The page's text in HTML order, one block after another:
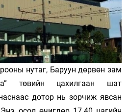
нутаг, Баруун дөрвөн зам
төвийн цахилгаан шат
дотор нь зорчиж явсан